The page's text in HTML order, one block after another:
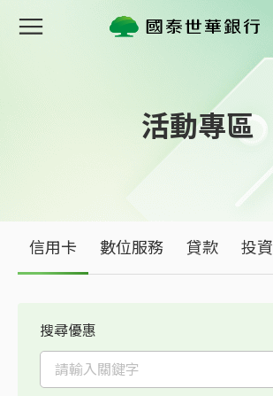
活動專區
信用卡 數位服務 貸款 投資
搜尋優惠